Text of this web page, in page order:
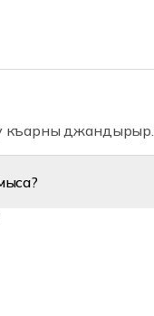
къарны джандырыр.